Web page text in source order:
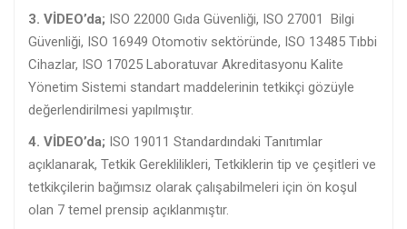
3. VİDEO’da; ISO 22000 Gıda Güvenliği, ISO 27001 Bilgi
Güvenliği, ISO 16949 Otomotiv sektöründe, ISO 13485 Tıbbi
Cihazlar, ISO 17025 Laboratuvar Akreditasyonu Kalite
Yönetim Sistemi standart maddelerinin tetkikçi gözüyle
değerlendirilmesi yapılmıştır.
4. VİDEO’da; ISO 19011 Standardındaki Tanıtımlar
açıklanarak, Tetkik Gereklilikleri, Tetkiklerin tip ve çeşitleri ve
tetkikçilerin bağımsız olarak çalışabilmeleri için ön koşul
olan 7 temel prensip açıklanmıştır.